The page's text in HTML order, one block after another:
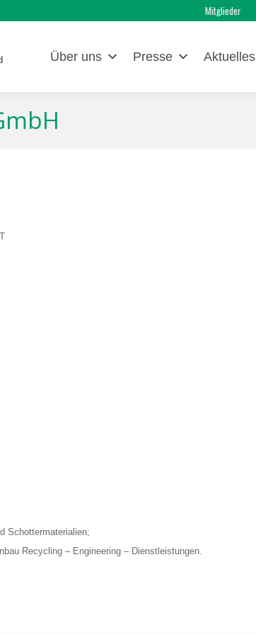
Mitglieder
Über uns Presse Aktuelles
Schottermaterialien;
Recycling – Engineering – Dienstleistungen.